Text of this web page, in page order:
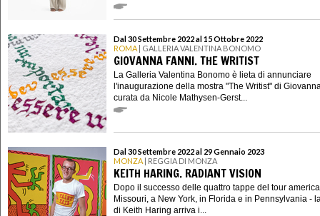
Dal 30 Settembre 2022 al 15 Ottobre 2022
ROMA | GALLERIA VALENTINA BONOMO
GIOVANNA FANNI. THE WRITIST
La Galleria Valentina Bonomo è lieta di annunciare
l'inaugurazione della mostra "The Writist" di
curata da Nicole Mathysen-Gerst...
Dal 30 Settembre 2022 al 29 Gennaio 2023
MONZA | REGGIA DI MONZA
KEITH HARING. RADIANT VISION
Dopo il successo delle quattro tappe del tour
Missouri, a New York, in Florida e in Pennsylvania -
di Keith Haring arriva i...